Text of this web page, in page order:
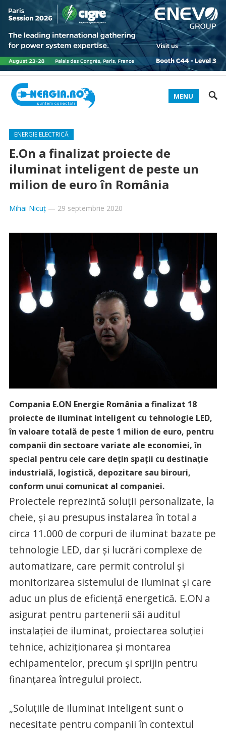
MENU
ENERGIE ELECTRICĂ
E.On a finalizat proiecte de
iluminat inteligent de peste un
milion de euro în România
Mihai Nicuț— 29 septembrie 2020
Compania E.ON Energie România a finalizat 18
proiecte de iluminat inteligent cu tehnologie LED,
în valoare totală de peste 1 milion de euro, pentru
companii din sectoare variate ale economiei, în
special pentru cele care deţin spaţii cu destinaţie
industrială, logistică, depozitare sau birouri,
conform unui comunicat al companiei.
Proiectele reprezintă soluţii personalizate, la
cheie, şi au presupus instalarea în total a
circa 11.000 de corpuri de iluminat bazate pe
tehnologie LED, dar şi lucrări complexe de
automatizare, care permit controlul şi
monitorizarea sistemului de iluminat şi care
aduc un plus de eficienţă energetică. E.ON a
asigurat pentru partenerii săi auditul
instalaţiei de iluminat, proiectarea soluţiei
tehnice, achiziţionarea şi montarea
echipamentelor, precum şi sprijin pentru
finanţarea întregului proiect.
„Soluţiile de iluminat inteligent sunt o
necesitate pentru companii în contextul